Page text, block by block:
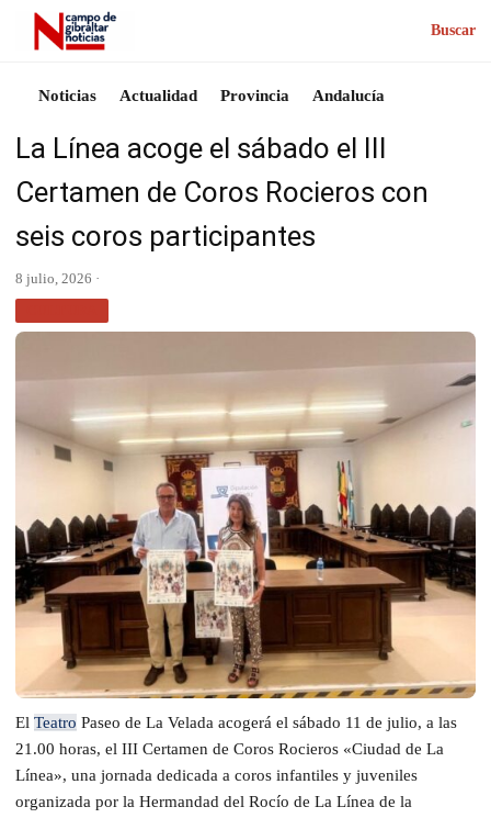
Buscar
Noticias Actualidad Provincia Andalucía
La Línea acoge el sábado el III
Certamen de Coros Rocieros con
seis coros participantes
8 julio, 2026 ·
El Teatro Paseo de La Velada acogerá el sábado 11 de julio, a las
21.00 horas, el III Certamen de Coros Rocieros «Ciudad de La
Línea», una jornada dedicada a coros infantiles y juveniles
organizada por la Hermandad del Rocío de La Línea de la